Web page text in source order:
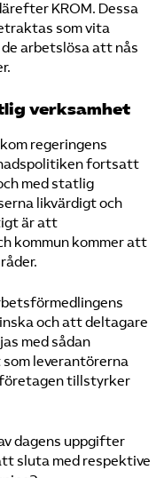
KROM. Dessa
som vita
arbetslösa att nås
verksamhet
regeringens
fortsatt
med statlig
likvärdigt och
är att
kommun kommer att
och att deltagare
med sådan
leverantörerna
tillstyrker
dagens uppgifter
sluta med respektive